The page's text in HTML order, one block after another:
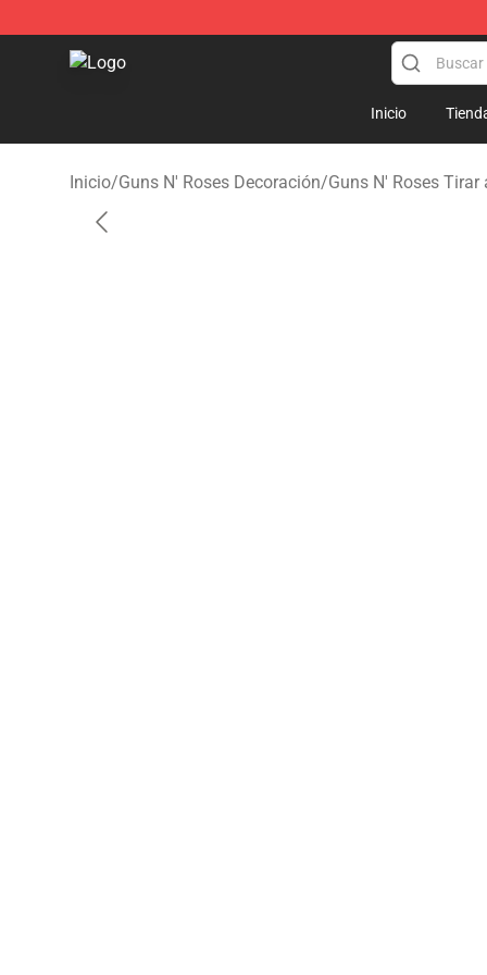
Guns N' Roses Store - Official Guns N' Roses
Inicio
Inicio/Guns N' Roses Decoración/Guns N' Roses